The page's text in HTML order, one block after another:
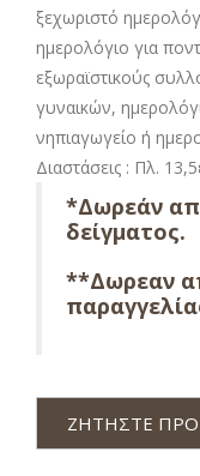
ξεχωριστό
ημερολόγιο για
εξωραϊστικούς
γυναικών,
νηπιαγωγείο ή
Διαστάσεις : Πλ.
*Δωρεάν
δείγματος.
**Δωρεαν
ΖΗΤΗΣΤΕ